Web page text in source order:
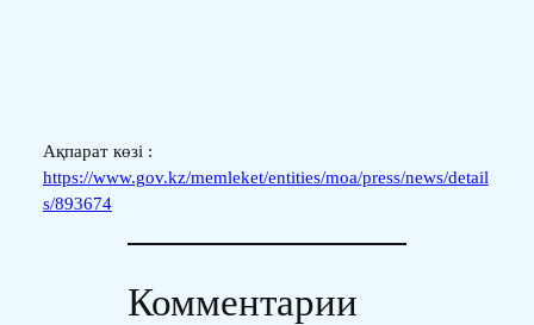
Ақпарат көзі :
https://www.gov.kz/memleket/entities/moa/press/news/detail
s/893674
Комментарии